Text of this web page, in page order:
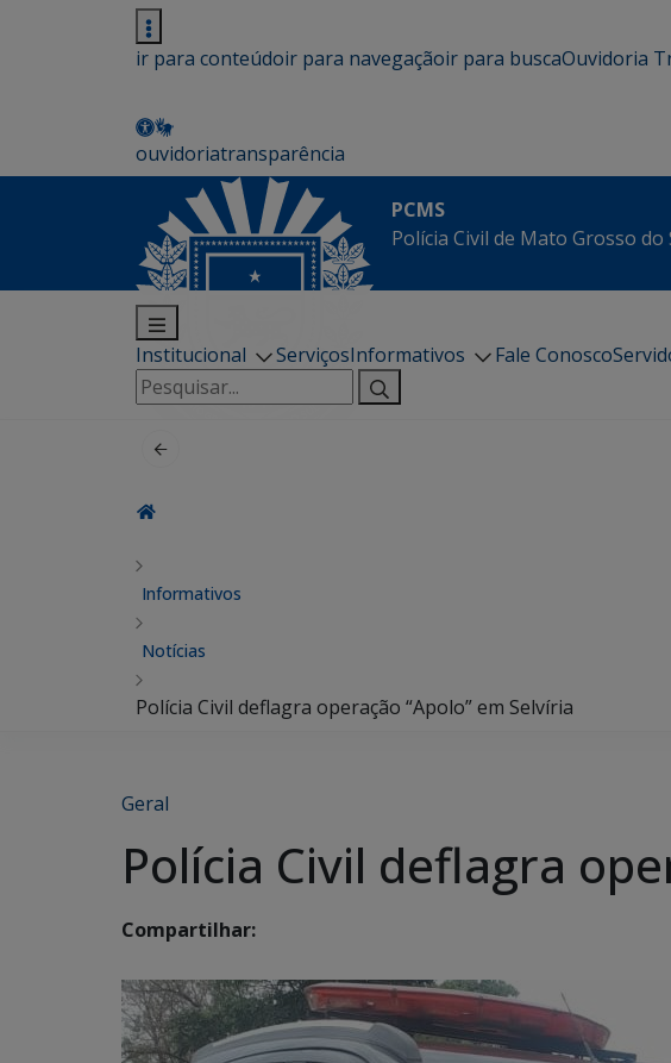
ir para conteúdoir para navegaçãoir para buscaOuvidoria
ouvidoriatransparência
PCMS
Polícia Civil de Mato Grosso do
Institucional ServiçosInformativos Fale Conosco
Pesquisar
por:
Informativos
Notícias
Polícia Civil deflagra operação “Apolo” em Selvíria
Geral
Polícia Civil deflagra
Compartilhar: